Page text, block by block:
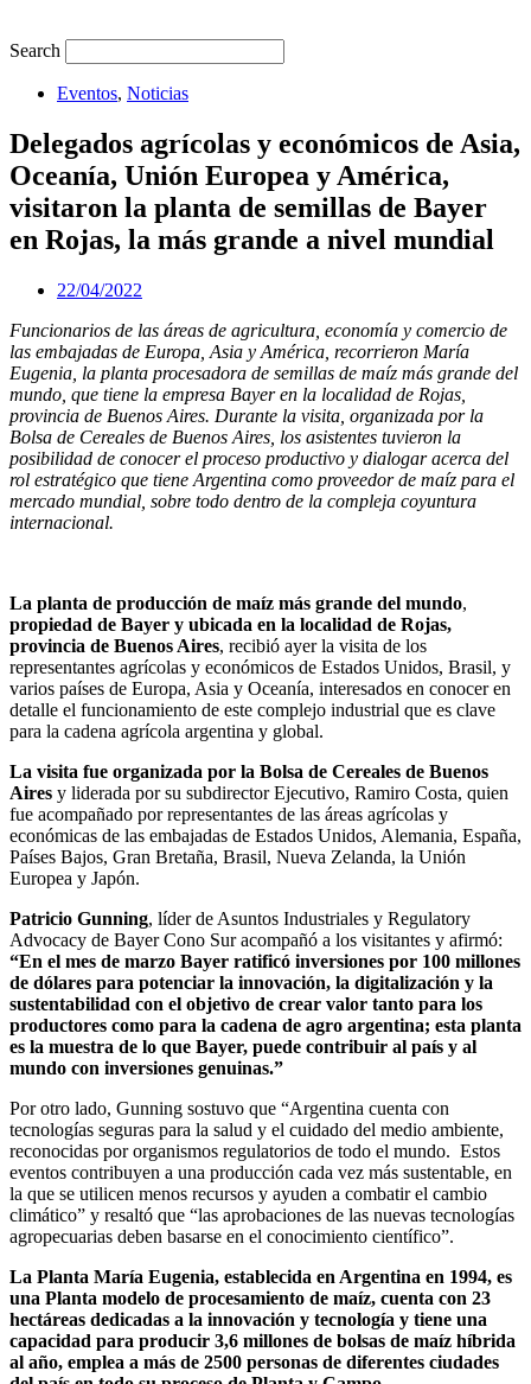
Search
Eventos, Noticias
Delegados agrícolas y económicos de Asia,
Oceanía, Unión Europea y América,
visitaron la planta de semillas de Bayer
en Rojas, la más grande a nivel mundial
22/04/2022
Funcionarios de las áreas de agricultura, economía y comercio de
las embajadas de Europa, Asia y América, recorrieron María
Eugenia, la planta procesadora de semillas de maíz más grande del
mundo, que tiene la empresa Bayer en la localidad de Rojas,
provincia de Buenos Aires. Durante la visita, organizada por la
Bolsa de Cereales de Buenos Aires, los asistentes tuvieron la
posibilidad de conocer el proceso productivo y dialogar acerca del
rol estratégico que tiene Argentina como proveedor de maíz para el
mercado mundial, sobre todo dentro de la compleja coyuntura
internacional.
La planta de producción de maíz más grande del mundo,
propiedad de Bayer y ubicada en la localidad de Rojas,
provincia de Buenos Aires, recibió ayer la visita de los
representantes agrícolas y económicos de Estados Unidos, Brasil, y
varios países de Europa, Asia y Oceanía, interesados en conocer en
detalle el funcionamiento de este complejo industrial que es clave
para la cadena agrícola argentina y global.
La visita fue organizada por la Bolsa de Cereales de Buenos
Aires y liderada por su subdirector Ejecutivo, Ramiro Costa, quien
fue acompañado por representantes de las áreas agrícolas y
económicas de las embajadas de Estados Unidos, Alemania, España,
Países Bajos, Gran Bretaña, Brasil, Nueva Zelanda, la Unión
Europea y Japón.
Patricio Gunning, líder de Asuntos Industriales y Regulatory
Advocacy de Bayer Cono Sur acompañó a los visitantes y afirmó:
“En el mes de marzo Bayer ratificó inversiones por 100 millones
de dólares para potenciar la innovación, la digitalización y la
sustentabilidad con el objetivo de crear valor tanto para los
productores como para la cadena de agro argentina; esta planta
es la muestra de lo que Bayer, puede contribuir al país y al
mundo con inversiones genuinas.”
Por otro lado, Gunning sostuvo que “Argentina cuenta con
tecnologías seguras para la salud y el cuidado del medio ambiente,
reconocidas por organismos regulatorios de todo el mundo. Estos
eventos contribuyen a una producción cada vez más sustentable, en
la que se utilicen menos recursos y ayuden a combatir el cambio
climático” y resaltó que “las aprobaciones de las nuevas tecnologías
agropecuarias deben basarse en el conocimiento científico”.
La Planta María Eugenia, establecida en Argentina en 1994, es
una Planta modelo de procesamiento de maíz, cuenta con 23
hectáreas dedicadas a la innovación y tecnología y tiene una
capacidad para producir 3,6 millones de bolsas de maíz híbrida
al año, emplea a más de 2500 personas de diferentes ciudades